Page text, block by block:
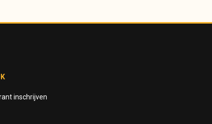
inschrijven